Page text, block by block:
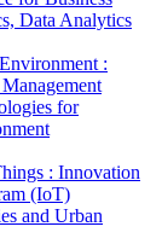
Data Analytics
:
for
: Innovation
(IoT)
and Urban